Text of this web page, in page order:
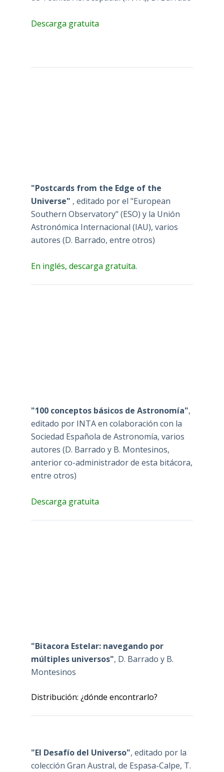
Descarga gratuita
"Postcards from the Edge of the
Universe" , editado por el "European
Southern Observatory" (ESO) y la Unión
Astronómica Internacional (IAU), varios
autores (D. Barrado, entre otros)
En inglés, descarga gratuita.
"100 conceptos básicos de Astronomía",
editado por INTA en colaboración con la
Sociedad Española de Astronomía, varios
autores (D. Barrado y B. Montesinos,
anterior co-administrador de esta bitácora,
entre otros)
Descarga gratuita
"Bitacora Estelar: navegando por
múltiples universos", D. Barrado y B.
Montesinos
Distribución: ¿dónde encontrarlo?
"El Desafío del Universo", editado por la
colección Gran Austral, de Espasa-Calpe, T.